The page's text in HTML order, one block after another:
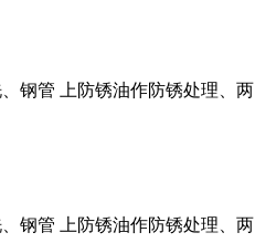
钢管 上防锈油作防锈处理、两
钢管 上防锈油作防锈处理、两